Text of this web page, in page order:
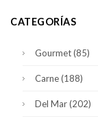
CATEGORÍAS
Gourmet(85)
Carne(188)
Del Mar(202)